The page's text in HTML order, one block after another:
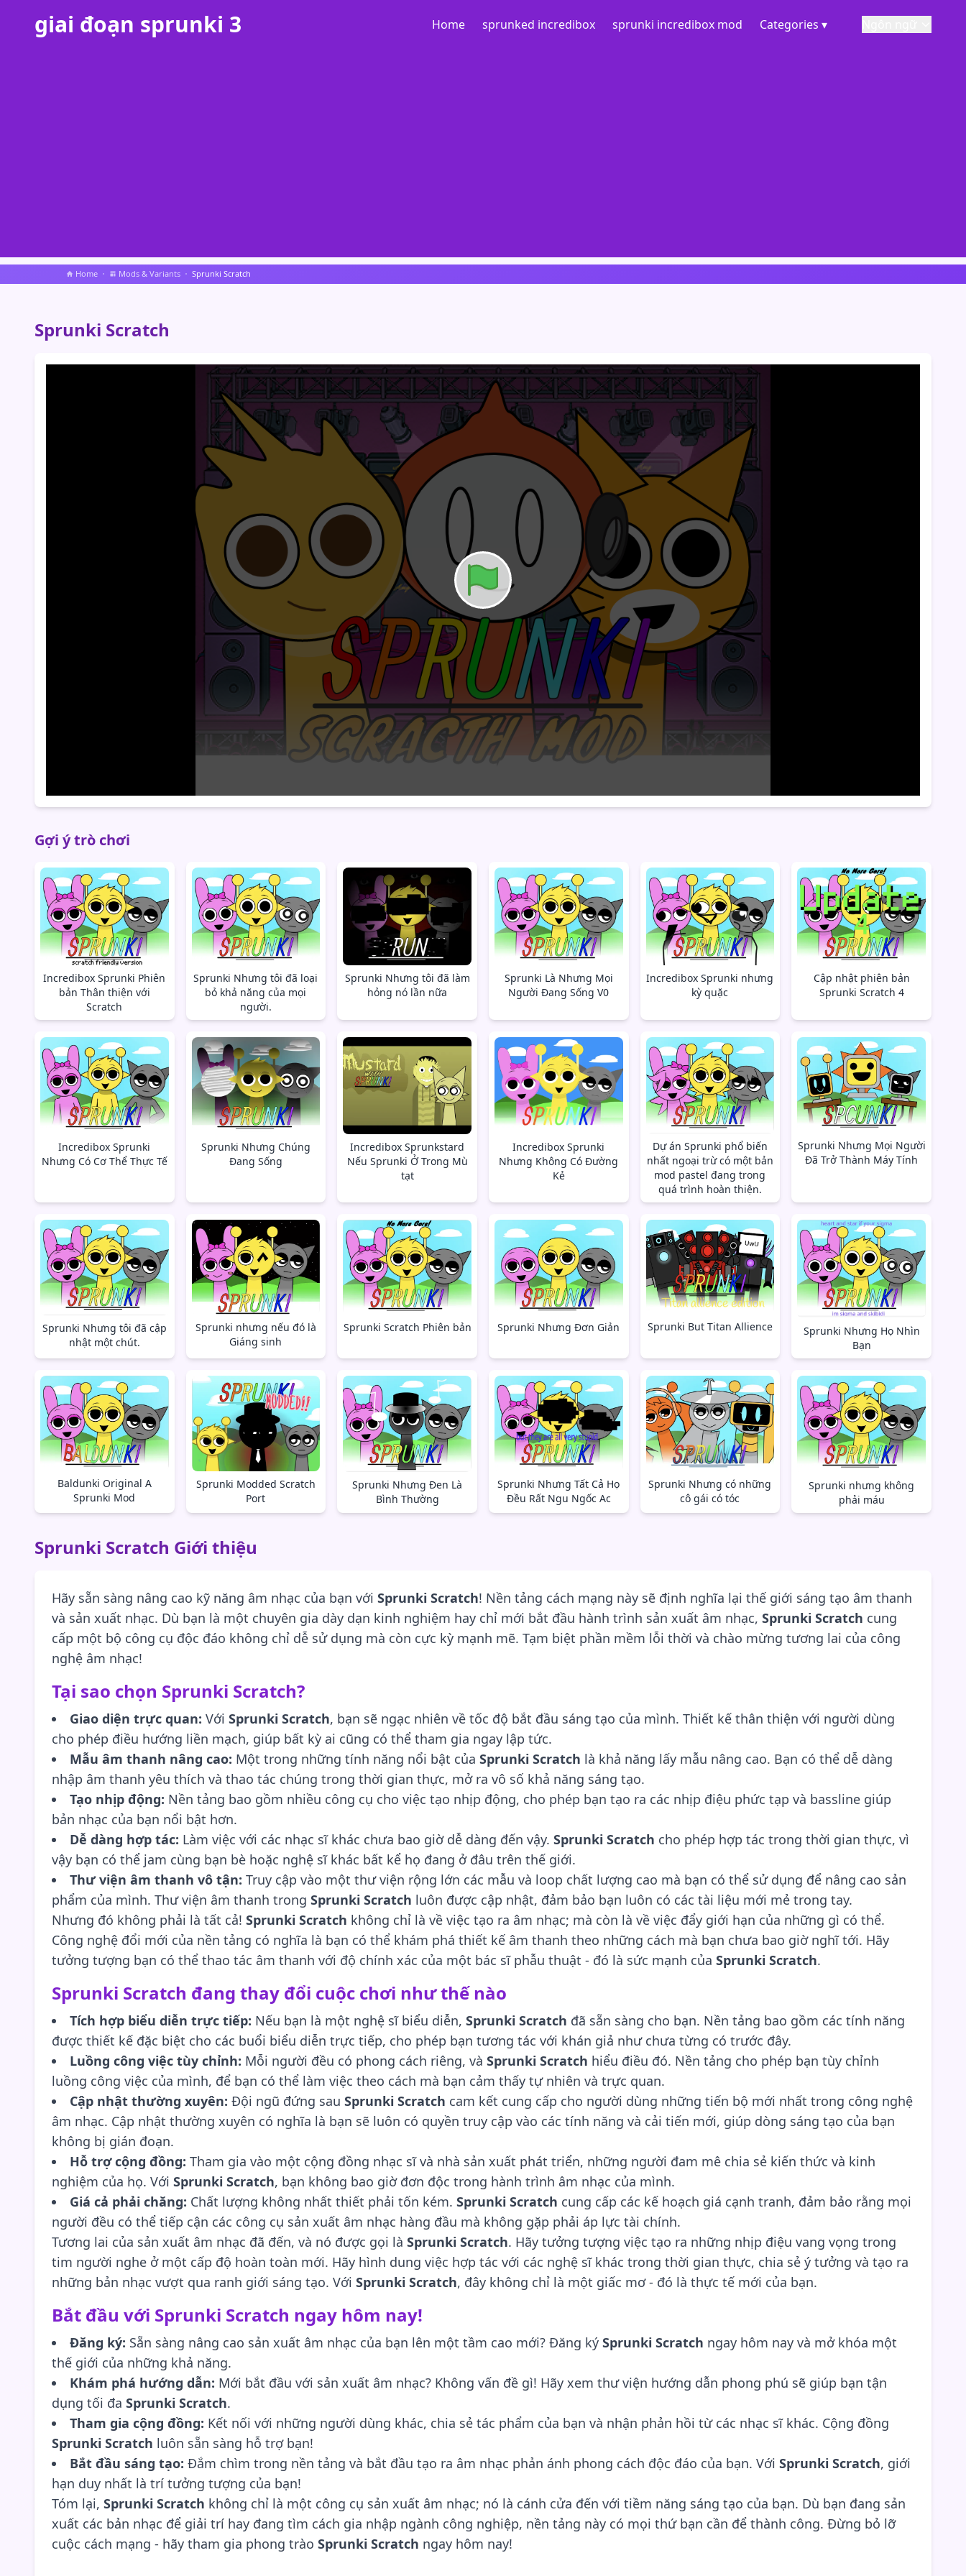
giai đoạn sprunki 3 Home sprunked incredibox sprunki incredibox mod Categories ▾
Home Mods & Variants Sprunki Scratch
Sprunki Scratch
Gợi ý trò chơi
Incredibox Sprunki Phiên
bản Thân thiện với
Scratch
Sprunki Nhưng tôi đã loại
bỏ khả năng của mọi
người.
Sprunki Nhưng tôi đã làm
hỏng nó lần nữa
Sprunki Là Nhưng Mọi
Người Đang Sống V0
Incredibox Sprunki nhưng
kỳ quặc
Cập nhật phiên bản
Sprunki Scratch 4
Incredibox Sprunki
Nhưng Có Cơ Thể Thực Tế
Sprunki Nhưng Chúng
Đang Sống
Incredibox Sprunkstard
Nếu Sprunki Ở Trong Mù
tạt
Incredibox Sprunki
Nhưng Không Có Đường
Kẻ
Dự án Sprunki phổ biến
nhất ngoại trừ có một bản
mod pastel đang trong
quá trình hoàn thiện.
Sprunki Nhưng Mọi Người
Đã Trở Thành Máy Tính
Sprunki Nhưng tôi đã cập
nhật một chút.
Sprunki nhưng nếu đó là
Giáng sinh
Sprunki Scratch Phiên bản Sprunki Nhưng Đơn Giản Sprunki But Titan Allience
Sprunki Nhưng Họ Nhìn
Bạn
Baldunki Original A
Sprunki Mod
Sprunki Modded Scratch
Port
Sprunki Nhưng Đen Là
Bình Thường
Sprunki Nhưng Tất Cả Họ
Đều Rất Ngu Ngốc Ac
Sprunki Nhưng có những
cô gái có tóc
Sprunki nhưng không
phải máu
Sprunki Scratch Giới thiệu
Hãy sẵn sàng nâng cao kỹ năng âm nhạc của bạn với Sprunki Scratch! Nền tảng cách mạng này sẽ định nghĩa lại thế giới sáng tạo âm thanh
và sản xuất nhạc. Dù bạn là một chuyên gia dày dạn kinh nghiệm hay chỉ mới bắt đầu hành trình sản xuất âm nhạc, Sprunki Scratch cung
cấp một bộ công cụ độc đáo không chỉ dễ sử dụng mà còn cực kỳ mạnh mẽ. Tạm biệt phần mềm lỗi thời và chào mừng tương lai của công
nghệ âm nhạc!
Tại sao chọn Sprunki Scratch?
Giao diện trực quan: Với Sprunki Scratch, bạn sẽ ngạc nhiên về tốc độ bắt đầu sáng tạo của mình. Thiết kế thân thiện với người dùng
cho phép điều hướng liền mạch, giúp bất kỳ ai cũng có thể tham gia ngay lập tức.
Mẫu âm thanh nâng cao: Một trong những tính năng nổi bật của Sprunki Scratch là khả năng lấy mẫu nâng cao. Bạn có thể dễ dàng
nhập âm thanh yêu thích và thao tác chúng trong thời gian thực, mở ra vô số khả năng sáng tạo.
Tạo nhịp động: Nền tảng bao gồm nhiều công cụ cho việc tạo nhịp động, cho phép bạn tạo ra các nhịp điệu phức tạp và bassline giúp
bản nhạc của bạn nổi bật hơn.
Dễ dàng hợp tác: Làm việc với các nhạc sĩ khác chưa bao giờ dễ dàng đến vậy. Sprunki Scratch cho phép hợp tác trong thời gian thực, vì
vậy bạn có thể jam cùng bạn bè hoặc nghệ sĩ khác bất kể họ đang ở đâu trên thế giới.
Thư viện âm thanh vô tận: Truy cập vào một thư viện rộng lớn các mẫu và loop chất lượng cao mà bạn có thể sử dụng để nâng cao sản
phẩm của mình. Thư viện âm thanh trong Sprunki Scratch luôn được cập nhật, đảm bảo bạn luôn có các tài liệu mới mẻ trong tay.
Nhưng đó không phải là tất cả! Sprunki Scratch không chỉ là về việc tạo ra âm nhạc; mà còn là về việc đẩy giới hạn của những gì có thể.
Công nghệ đổi mới của nền tảng có nghĩa là bạn có thể khám phá thiết kế âm thanh theo những cách mà bạn chưa bao giờ nghĩ tới. Hãy
tưởng tượng bạn có thể thao tác âm thanh với độ chính xác của một bác sĩ phẫu thuật - đó là sức mạnh của Sprunki Scratch.
Sprunki Scratch đang thay đổi cuộc chơi như thế nào
Tích hợp biểu diễn trực tiếp: Nếu bạn là một nghệ sĩ biểu diễn, Sprunki Scratch đã sẵn sàng cho bạn. Nền tảng bao gồm các tính năng
được thiết kế đặc biệt cho các buổi biểu diễn trực tiếp, cho phép bạn tương tác với khán giả như chưa từng có trước đây.
Luồng công việc tùy chỉnh: Mỗi người đều có phong cách riêng, và Sprunki Scratch hiểu điều đó. Nền tảng cho phép bạn tùy chỉnh
luồng công việc của mình, để bạn có thể làm việc theo cách mà bạn cảm thấy tự nhiên và trực quan.
Cập nhật thường xuyên: Đội ngũ đứng sau Sprunki Scratch cam kết cung cấp cho người dùng những tiến bộ mới nhất trong công nghệ
âm nhạc. Cập nhật thường xuyên có nghĩa là bạn sẽ luôn có quyền truy cập vào các tính năng và cải tiến mới, giúp dòng sáng tạo của bạn
không bị gián đoạn.
Hỗ trợ cộng đồng: Tham gia vào một cộng đồng nhạc sĩ và nhà sản xuất phát triển, những người đam mê chia sẻ kiến thức và kinh
nghiệm của họ. Với Sprunki Scratch, bạn không bao giờ đơn độc trong hành trình âm nhạc của mình.
Giá cả phải chăng: Chất lượng không nhất thiết phải tốn kém. Sprunki Scratch cung cấp các kế hoạch giá cạnh tranh, đảm bảo rằng mọi
người đều có thể tiếp cận các công cụ sản xuất âm nhạc hàng đầu mà không gặp phải áp lực tài chính.
Tương lai của sản xuất âm nhạc đã đến, và nó được gọi là Sprunki Scratch. Hãy tưởng tượng việc tạo ra những nhịp điệu vang vọng trong
tim người nghe ở một cấp độ hoàn toàn mới. Hãy hình dung việc hợp tác với các nghệ sĩ khác trong thời gian thực, chia sẻ ý tưởng và tạo ra
những bản nhạc vượt qua ranh giới sáng tạo. Với Sprunki Scratch, đây không chỉ là một giấc mơ - đó là thực tế mới của bạn.
Bắt đầu với Sprunki Scratch ngay hôm nay!
Đăng ký: Sẵn sàng nâng cao sản xuất âm nhạc của bạn lên một tầm cao mới? Đăng ký Sprunki Scratch ngay hôm nay và mở khóa một
thế giới của những khả năng.
Khám phá hướng dẫn: Mới bắt đầu với sản xuất âm nhạc? Không vấn đề gì! Hãy xem thư viện hướng dẫn phong phú sẽ giúp bạn tận
dụng tối đa Sprunki Scratch.
Tham gia cộng đồng: Kết nối với những người dùng khác, chia sẻ tác phẩm của bạn và nhận phản hồi từ các nhạc sĩ khác. Cộng đồng
Sprunki Scratch luôn sẵn sàng hỗ trợ bạn!
Bắt đầu sáng tạo: Đắm chìm trong nền tảng và bắt đầu tạo ra âm nhạc phản ánh phong cách độc đáo của bạn. Với Sprunki Scratch, giới
hạn duy nhất là trí tưởng tượng của bạn!
Tóm lại, Sprunki Scratch không chỉ là một công cụ sản xuất âm nhạc; nó là cánh cửa đến với tiềm năng sáng tạo của bạn. Dù bạn đang sản
xuất các bản nhạc để giải trí hay đang tìm cách gia nhập ngành công nghiệp, nền tảng này có mọi thứ bạn cần để thành công. Đừng bỏ lỡ
cuộc cách mạng - hãy tham gia phong trào Sprunki Scratch ngay hôm nay!